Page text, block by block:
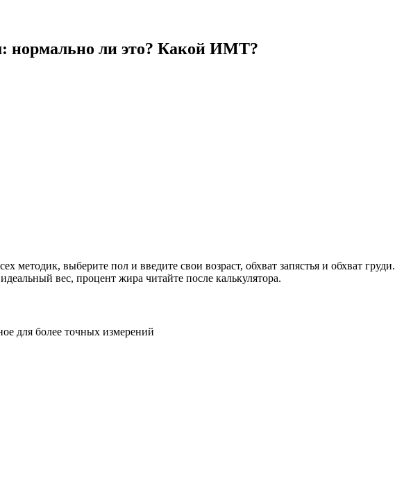
нормально ли это? Какой ИМТ?
методик, выберите пол и введите свои возраст, обхват запястья и обхват груди.
вес, процент жира читайте после калькулятора.
для более точных измерений